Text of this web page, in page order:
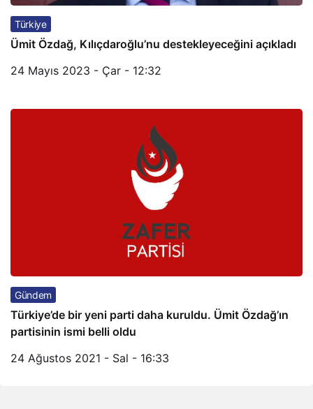
Türkiye
Ümit Özdağ, Kılıçdaroğlu’nu destekleyeceğini açıkladı
24 Mayıs 2023 - Çar - 12:32
Gündem
Türkiye’de bir yeni parti daha kuruldu. Ümit Özdağ’ın
partisinin ismi belli oldu
24 Ağustos 2021 - Sal - 16:33